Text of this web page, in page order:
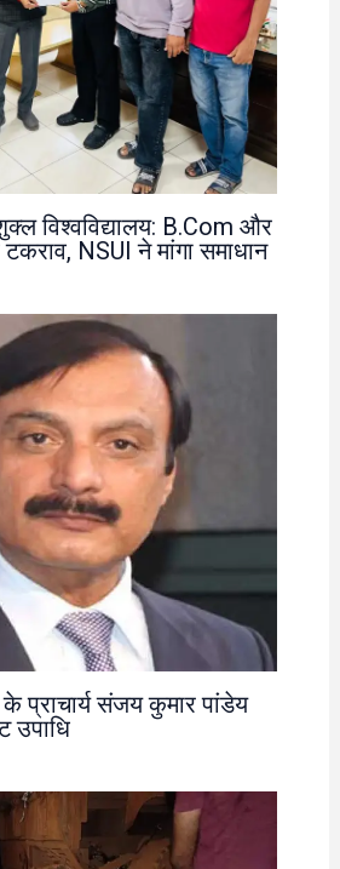
विश्वविद्यालय: B.Com और
टकराव, NSUI ने मांगा समाधान
के प्राचार्य संजय कुमार पांडेय
उपाधि